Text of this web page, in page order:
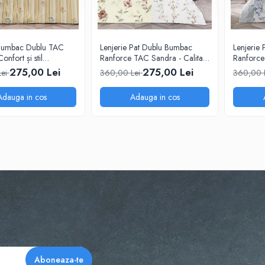
Dublu TAC
și stil
275,00 Lei
in cos
Lenjerie Pat Dublu Bumbac
Ranforce TAC Sandra - Calitate
Superioară!
360,00 Lei275,00 Lei
Adauga in cos
Lenjerie
& Stil!
360,00